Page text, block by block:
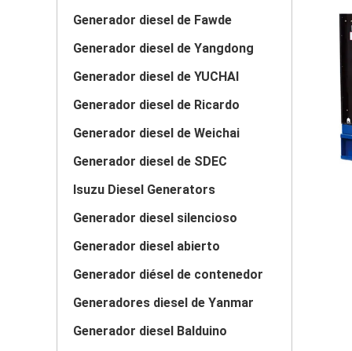
Generador diesel de Fawde
Generador diesel de Yangdong
Generador diesel de YUCHAI
Generador diesel de Ricardo
Generador diesel de Weichai
Generador diesel de SDEC
Isuzu Diesel Generators
Generador diesel silencioso
Generador diesel abierto
Generador diésel de contenedor
Generadores diesel de Yanmar
Generador diesel Balduino